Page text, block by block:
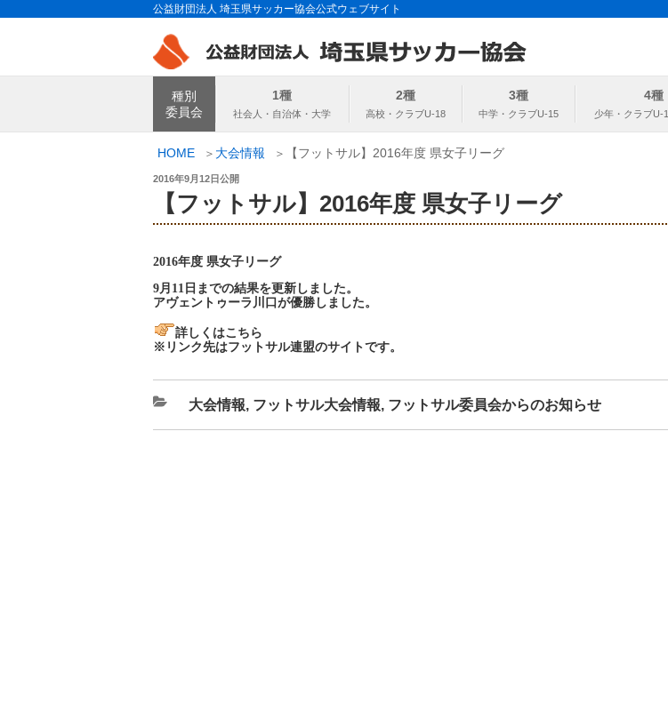
ス
公益財団法人 埼玉県サッカー協会公式ウェブサイト
埼玉県サッカー協会
種別
委員会
1種 2種 3種 4種
HOME 大会情報 【フットサル】2016年度 県女子リーグ
投
2016年9月12日公開
【フットサル】2016年度 県女子リーグ
2016年度 県女子リーグ
9月11日までの結果を更新しました。
アヴェントゥーラ川口が優勝しました。
詳しくはこちら
※リンク先はフットサル連盟のサイトです。
カ
テ
大会情報, フットサル大会情報, フットサル委員会からのお知らせ